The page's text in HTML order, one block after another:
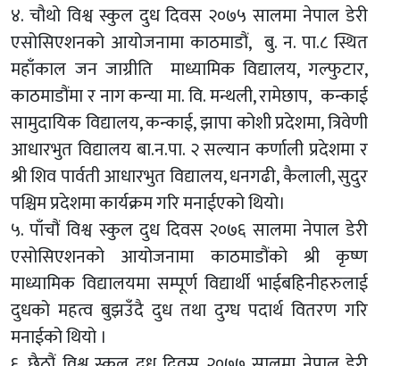
४. चौथो विश्व स्कुल दुध दिवस २०७५ सालमा नेपाल डेरी
एसोसिएशनको आयोजनामा काठमाडौं, बु. न. पा.८ स्थित
महाँकाल जन जाग्रीति माध्यामिक विद्यालय, गल्फुटार,
काठमाडौंमा र नाग कन्या मा. वि. मन्थली, रामेछाप, कन्काई
सामुदायिक विद्यालय, कन्काई, झापा कोशी प्रदेशमा, त्रिवेणी
आधारभुत विद्यालय बा.न.पा. २ सल्यान कर्णाली प्रदेशमा र
श्री शिव पार्वती आधारभुत विद्यालय, धनगढी, कैलाली, सुदुर
पश्चिम प्रदेशमा कार्यक्रम गरि मनाईएको थियो।
५. पाँचौं विश्व स्कुल दुध दिवस २०७६ सालमा नेपाल डेरी
एसोसिएशनको आयोजनामा काठमाडौंको श्री कृष्ण
माध्यामिक विद्यालयमा सम्पूर्ण विद्यार्थी भाईबहिनीहरुलाई
दुधको महत्व बुझउँदै दुध तथा दुग्ध पदार्थ वितरण गरि
मनाईको थियो ।